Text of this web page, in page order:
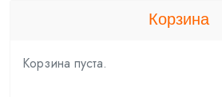
Корзина
Корзина пуста.